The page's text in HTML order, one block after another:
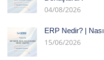
04/08/2026
ERP Nedir? |
15/06/2026